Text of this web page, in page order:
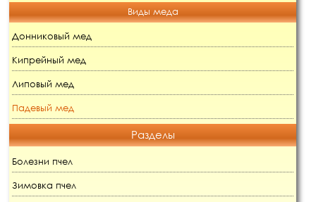
Виды меда
Донниковый мед
Кипрейный мед
Липовый мед
Падевый мед
Разделы
Болезни пчел
Зимовка пчел